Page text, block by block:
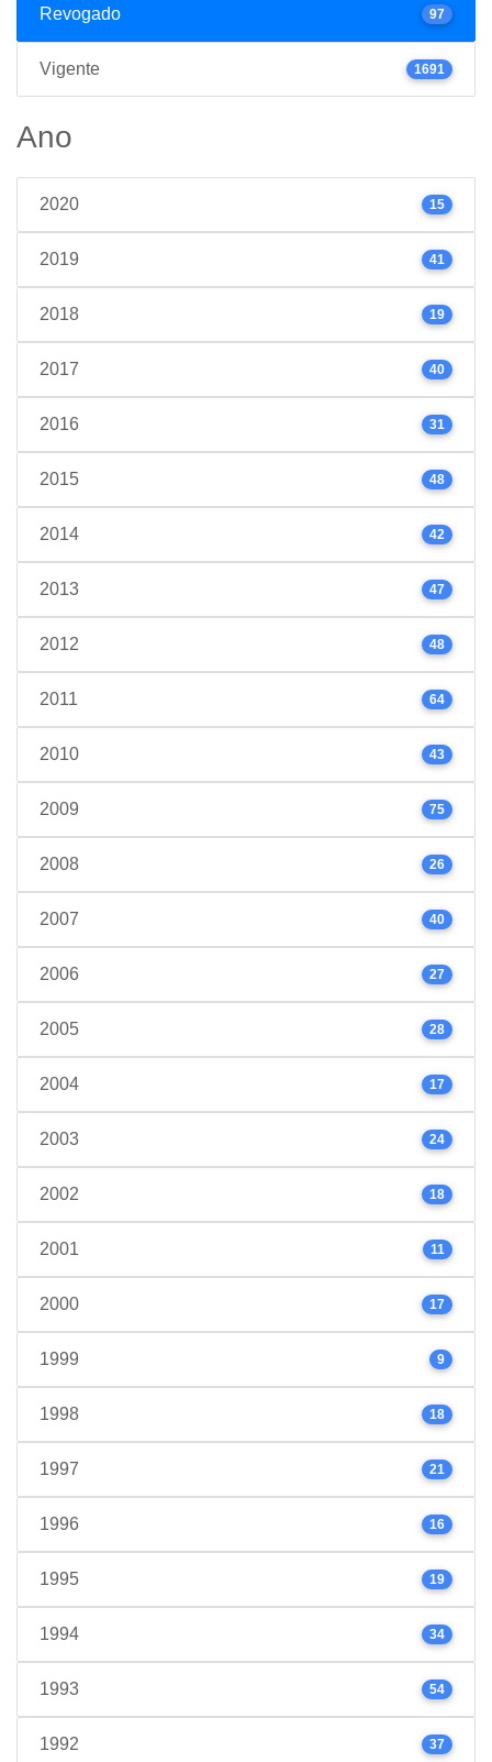
Revogado 97
Vigente 1691
Ano
2020 15
2019 41
2018 19
2017 40
2016 31
2015 48
2014 42
2013 47
2012 48
2011 64
2010 43
2009 75
2008 26
2007 40
2006 27
2005 28
2004 17
2003 24
2002 18
2001 11
2000 17
1999 9
1998 18
1997 21
1996 16
1995 19
1994 34
1993 54
1992 37